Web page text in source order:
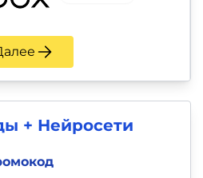
+ Нейросети